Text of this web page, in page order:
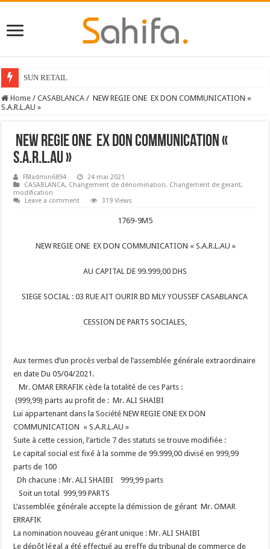
SUN RETAIL
Home / CASABLANCA / NEW REGIE ONE EX DON COMMUNICATION «
S.A.R.L.AU »
NEW REGIE ONE EX DON COMMUNICATION «
S.A.R.L.AU »
FMadmin6894
24 mai 2021
CASABLANCA, Changement de dénomination, Changement de gerant,
modification
Leave a comment
319 Views
1769-9M5
NEW REGIE ONE EX DON COMMUNICATION « S.A.R.L.AU »
AU CAPITAL DE 99.999,00 DHS
SIEGE SOCIAL : 03 RUE AIT OURIR BD MLY YOUSSEF CASABLANCA
CESSION DE PARTS SOCIALES,
Aux termes d’un procès verbal de l’assemblée générale extraordinaire
en dateDu 05/04/2021.
Mr. OMAR ERRAFIK cède la totalité de ces Parts :
(999,99) parts au profit de : Mr. ALI SHAIBI
Lui appartenant dans la Société NEW REGIE ONE EX DON
COMMUNICATION « S.A.R.L.AU »
Suite à cette cession, l’article 7 des statuts se trouve modifiée :
Le capital social est fixé à la somme de 99.999,00 divisé en 999,99
parts de 100
Dh chacune : Mr. ALI SHAIBI
999,99 parts
Soit un total 999,99 PARTS
L’assemblée générale accepte la démission de gérant Mr. OMAR
ERRAFIK
La nomination nouveau gérant unique : Mr. ALI SHAIBI
Le dépôt légal a été effectué au greffe du tribunal de commerce de